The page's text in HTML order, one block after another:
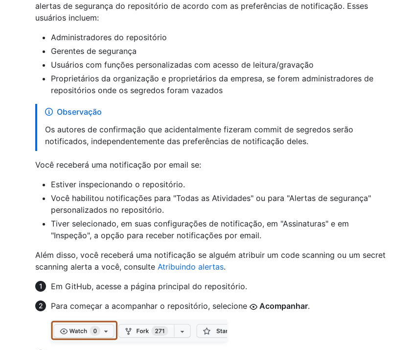
alertas de segurança do repositório de acordo com as preferências de notificação. Esses
usuários incluem:
Administradores do repositório
Gerentes de segurança
Usuários com funções personalizadas com acesso de leitura/gravação
Proprietários da organização e proprietários da empresa, se forem administradores de
repositórios onde os segredos foram vazados
Observação
Os autores de confirmação que acidentalmente fizeram commit de segredos serão
notificados, independentemente das preferências de notificação deles.
Você receberá uma notificação por email se:
Estiver inspecionando o repositório.
Você habilitou notificações para "Todas as Atividades" ou para "Alertas de segurança"
personalizados no repositório.
Tiver selecionado, em suas configurações de notificação, em "Assinaturas" e em
"Inspeção", a opção para receber notificações por email.
Além disso, você receberá uma notificação se alguém atribuir um code scanning ou um secret
scanning alerta a você, consulte Atribuindo alertas.
Em GitHub, acesse a página principal do repositório.
Para começar a acompanhar o repositório, selecione
Acompanhar.